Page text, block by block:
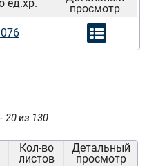
ед.хр.
просмотр
20 из 130
Кол-во
листов
Детальный
просмотр